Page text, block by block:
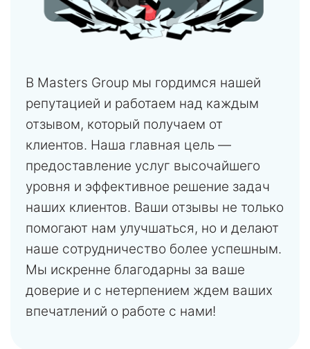
В Masters Group мы гордимся нашей
репутацией и работаем над каждым
отзывом, который получаем от
клиентов. Наша главная цель —
предоставление услуг высочайшего
уровня и эффективное решение задач
наших клиентов. Ваши отзывы не только
помогают нам улучшаться, но и делают
наше сотрудничество более успешным.
Мы искренне благодарны за ваше
доверие и с нетерпением ждем ваших
впечатлений о работе с нами!